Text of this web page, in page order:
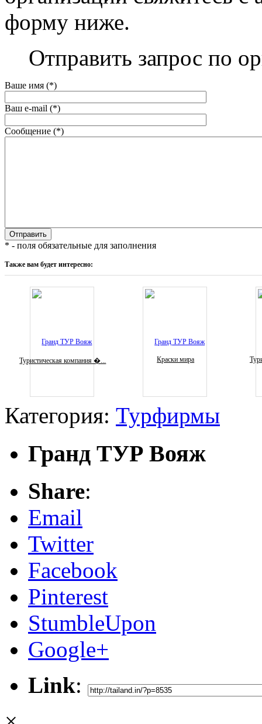
форму ниже.
Отправить запрос по
Ваше имя (*)
Ваш e-mail (*)
Сообщение (*)
* - поля обязательные для заполнения
Также вам будет интересно:
Туристическая компания �... Краски мира
Категория: Турфирмы
Гранд ТУР Вояж
Share:
Email
Twitter
Facebook
Pinterest
StumbleUpon
Google+
Link: